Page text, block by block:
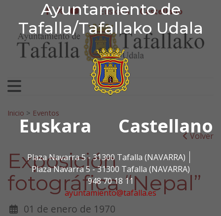
Ayuntamiento de
Tafalla/Tafallako Udala
Euskara Castellano
Plaza Navarra 5 - 31300 Tafalla (NAVARRA)
Plaza Navarra 5 - 31300 Tafalla (NAVARRA)
948 70 18 11
ayuntamiento@tafalla.es
Ir al contenido
Ayuntamiento de
facebook
twitter
youtube
Euskera Castellano
Search for:
Inicio > Eventos
Volver
Exposición
fotográfica “Nepal”
01 de enero de 1970